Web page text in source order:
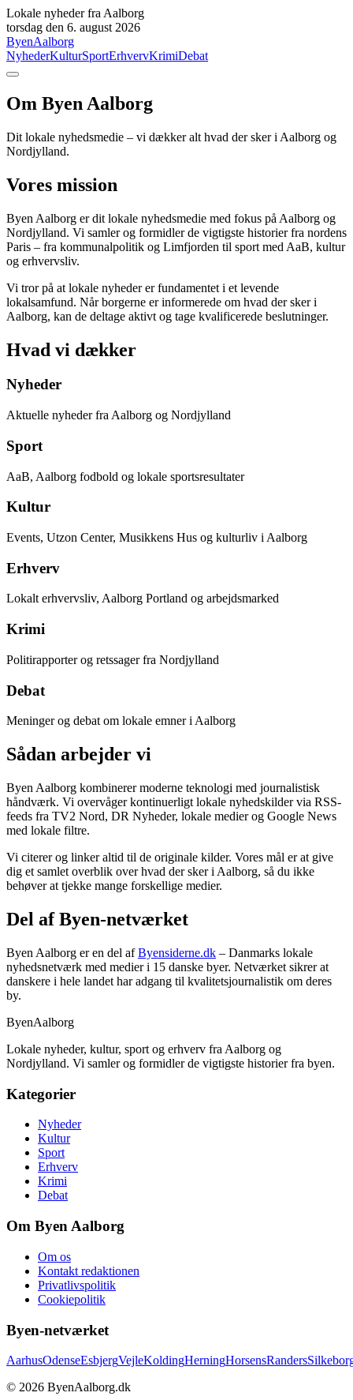
Lokale nyheder fra Aalborg
torsdag den 6. august 2026
ByenAalborg
NyhederKulturSportErhvervKrimiDebat
Om Byen Aalborg
Dit lokale nyhedsmedie – vi dækker alt hvad der sker i Aalborg og
Nordjylland.
Vores mission
Byen Aalborg er dit lokale nyhedsmedie med fokus på Aalborg og
Nordjylland. Vi samler og formidler de vigtigste historier fra nordens
Paris – fra kommunalpolitik og Limfjorden til sport med AaB, kultur
og erhvervsliv.
Vi tror på at lokale nyheder er fundamentet i et levende
lokalsamfund. Når borgerne er informerede om hvad der sker i
Aalborg, kan de deltage aktivt og tage kvalificerede beslutninger.
Hvad vi dækker
Nyheder
Aktuelle nyheder fra Aalborg og Nordjylland
Sport
AaB, Aalborg fodbold og lokale sportsresultater
Kultur
Events, Utzon Center, Musikkens Hus og kulturliv i Aalborg
Erhverv
Lokalt erhvervsliv, Aalborg Portland og arbejdsmarked
Krimi
Politirapporter og retssager fra Nordjylland
Debat
Meninger og debat om lokale emner i Aalborg
Sådan arbejder vi
Byen Aalborg kombinerer moderne teknologi med journalistisk
håndværk. Vi overvåger kontinuerligt lokale nyhedskilder via RSS-
feeds fra TV2 Nord, DR Nyheder, lokale medier og Google News
med lokale filtre.
Vi citerer og linker altid til de originale kilder. Vores mål er at give
dig et samlet overblik over hvad der sker i Aalborg, så du ikke
behøver at tjekke mange forskellige medier.
Del af Byen-netværket
Byen Aalborg er en del afByensiderne.dk – Danmarks lokale
nyhedsnetværk med medier i 15 danske byer. Netværket sikrer at
danskere i hele landet har adgang til kvalitetsjournalistik om deres
by.
ByenAalborg
Lokale nyheder, kultur, sport og erhverv fra Aalborg og
Nordjylland. Vi samler og formidler de vigtigste historier fra byen.
Kategorier
Nyheder
Kultur
Sport
Erhverv
Krimi
Debat
Om Byen Aalborg
Om os
Kontakt redaktionen
Privatlivspolitik
Cookiepolitik
Byen-netværket
AarhusOdenseEsbjergVejleKoldingHerningHorsensRanders
© 2026 ByenAalborg.dk